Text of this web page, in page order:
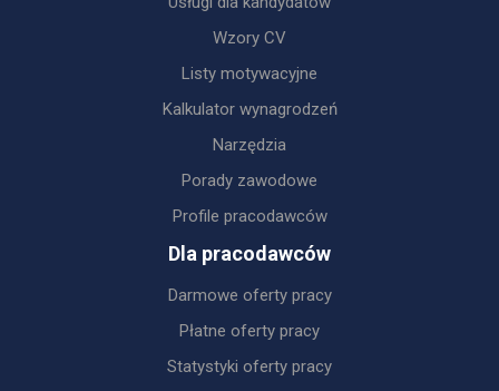
Wzory CV
Listy motywacyjne
Kalkulator wynagrodzeń
Narzędzia
Porady zawodowe
Profile pracodawców
Dla pracodawców
Darmowe oferty pracy
Płatne oferty pracy
Statystyki oferty pracy